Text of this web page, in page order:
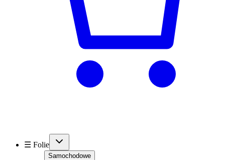
☰ Folie
Samochodowe